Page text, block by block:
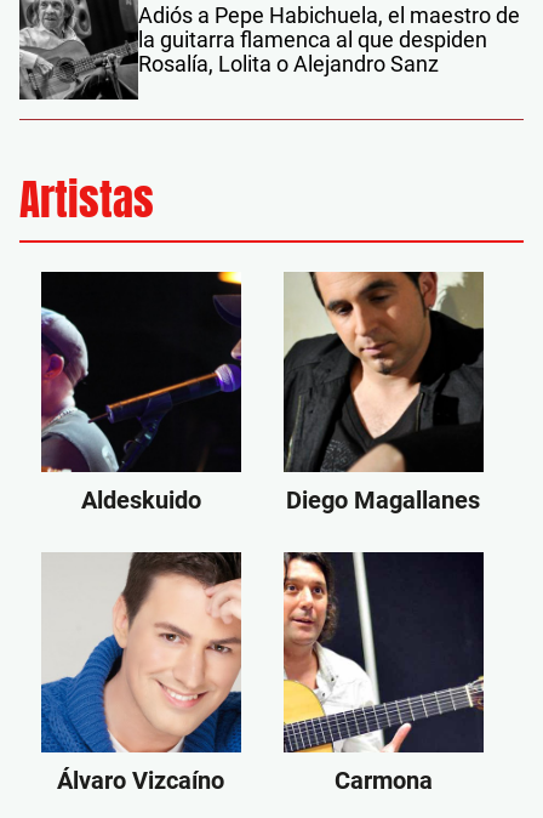
Adiós a Pepe Habichuela, el maestro de
la guitarra flamenca al que despiden
Rosalía, Lolita o Alejandro Sanz
Artistas
Aldeskuido Diego Magallanes
Álvaro Vizcaíno Carmona